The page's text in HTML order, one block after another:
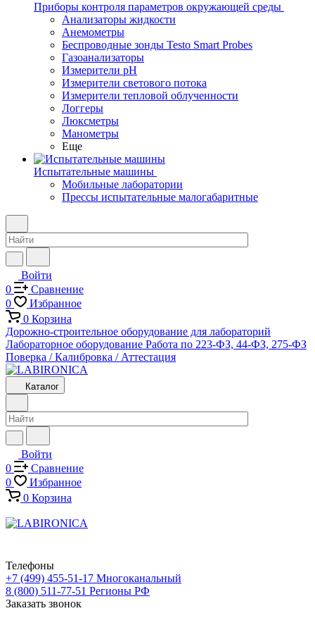
Приборы контроля параметров окружающей среды
Анализаторы жидкости
Анемометры
Беспроводные зонды Testo Smart Probes
Газоанализаторы
Измерители pH
Измерители светового потока
Измерители тепловой облученности
Логгеры
Люксметры
Манометры
Еще
Испытательные машины
Мобильные лаборатории
Прессы испытательные малогабаритные
Войти
0
Сравнение
0
Избранное
0 Корзина
Дорожно-строительное оборудование для лабораторий
Лабораторное оборудование Работа по 223-ФЗ, 44-ФЗ, 275-ФЗ
Поверка / Калибровка / Аттестация
Каталог
Войти
0
Сравнение
0
Избранное
0 Корзина
Телефоны
+7 (499) 455-51-17 Многоканальный
8 (800) 511-77-51 Регионы РФ
Заказать звонок